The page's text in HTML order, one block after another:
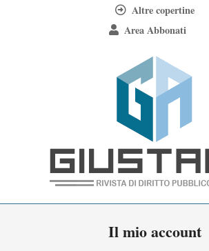
Altre copertine
Area Abbonati
Giustamm
Il mio account